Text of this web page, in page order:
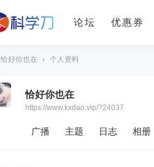
论坛 优惠券
恰好你也在 › 个人资料
恰好你也在
https://www.kxdao.vip/?24037
广播 主题 日志 相册